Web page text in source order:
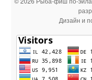
Дизайн и